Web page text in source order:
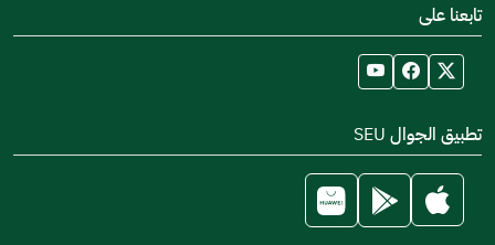
تابعنا على
تطبيق الجوال SEU